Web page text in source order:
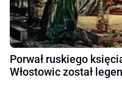
Porwał ruskiego
Włostowic został